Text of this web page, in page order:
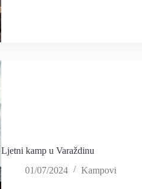
Ljetni kamp u Varaždinu
01/07/2024
Kampovi